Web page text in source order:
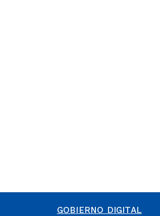
GOBIERNO DIGITAL